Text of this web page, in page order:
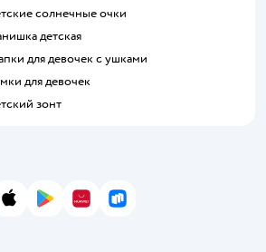
солнечные очки
детская
для девочек с ушками
для девочек
зонт
App StoreGoogle Play
AppGallery
RuStore